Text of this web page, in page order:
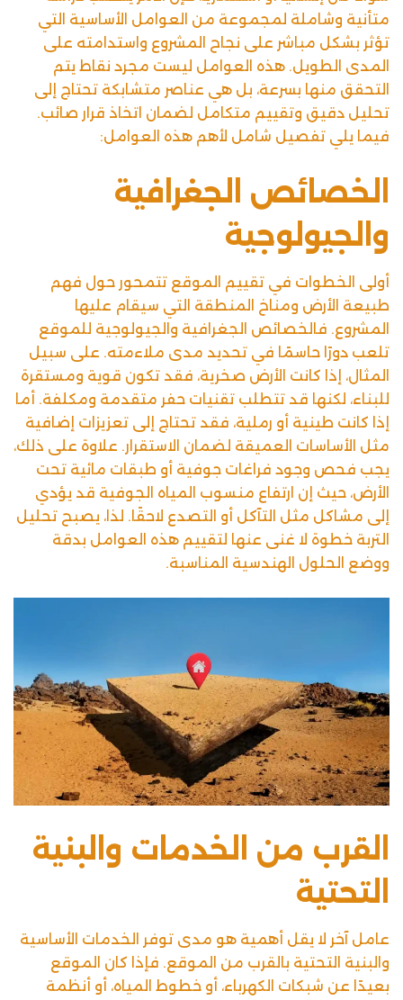
متأنية وشاملة لمجموعة من العوامل الأساسية التي
تؤثر بشكل مباشر على نجاح المشروع واستدامته على
المدى الطويل. هذه العوامل ليست مجرد نقاط يتم
التحقق منها بسرعة، بل هي عناصر متشابكة تحتاج إلى
تحليل دقيق وتقييم متكامل لضمان اتخاذ قرار صائب.
فيما يلي تفصيل شامل لأهم هذه العوامل:
الخصائص الجغرافية
والجيولوجية
أولى الخطوات في تقييم الموقع تتمحور حول فهم
طبيعة الأرض ومناخ المنطقة التي سيقام عليها
المشروع. فالخصائص الجغرافية والجيولوجية للموقع
تلعب دورًا حاسمًا في تحديد مدى ملاءمته. على سبيل
المثال، إذا كانت الأرض صخرية، فقد تكون قوية ومستقرة
للبناء، لكنها قد تتطلب تقنيات حفر متقدمة ومكلفة. أما
إذا كانت طينية أو رملية، فقد تحتاج إلى تعزيزات إضافية
مثل الأساسات العميقة لضمان الاستقرار. علاوة على ذلك،
يجب فحص وجود فراغات جوفية أو طبقات مائية تحت
الأرض، حيث إن ارتفاع منسوب المياه الجوفية قد يؤدي
إلى مشاكل مثل التآكل أو التصدع لاحقًا. لذا، يصبح تحليل
التربة خطوة لا غنى عنها لتقييم هذه العوامل بدقة
ووضع الحلول الهندسية المناسبة.
القرب من الخدمات والبنية
التحتية
عامل آخر لا يقل أهمية هو مدى توفر الخدمات الأساسية
والبنية التحتية بالقرب من الموقع. فإذا كان الموقع
بعيدًا عن شبكات الكهرباء، أو خطوط المياه، أو أنظمة